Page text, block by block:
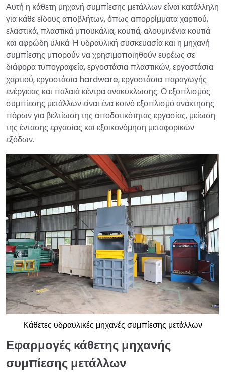
Αυτή η κάθετη μηχανή συμπίεσης μετάλλων είναι κατάλληλη
για κάθε είδους αποβλήτων, όπως απορρίμματα χαρτιού,
ελαστικά, πλαστικά μπουκάλια, κουτιά, αλουμινένια κουτιά
και αφρώδη υλικά. Η υδραυλική συσκευασία και η μηχανή
συμπίεσης μπορούν να χρησιμοποιηθούν ευρέως σε
διάφορα τυπογραφεία, εργοστάσια πλαστικών, εργοστάσια
χαρτιού, εργοστάσια hardware, εργοστάσια παραγωγής
ενέργειας και παλαιά κέντρα ανακύκλωσης. Ο εξοπλισμός
συμπίεσης μετάλλων είναι ένα κοινό εξοπλισμό ανάκτησης
πόρων για βελτίωση της αποδοτικότητας εργασίας, μείωση
της έντασης εργασίας και εξοικονόμηση μεταφορικών
εξόδων.
Κάθετες υδραυλικές μηχανές συμπίεσης μετάλλων
Εφαρμογές κάθετης μηχανής
συμπίεσης μετάλλων